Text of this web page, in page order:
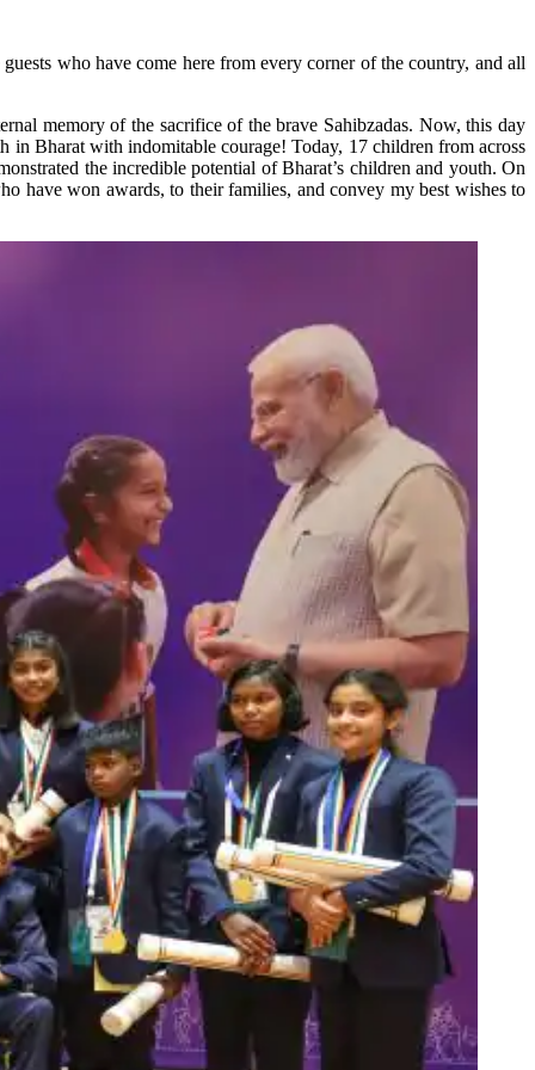
who have come here from every corner of the country, and all
memory of the sacrifice of the brave Sahibzadas. Now, this day
in Bharat with indomitable courage! Today, 17 children from across
the incredible potential of Bharat’s children and youth. On
have won awards, to their families, and convey my best wishes to